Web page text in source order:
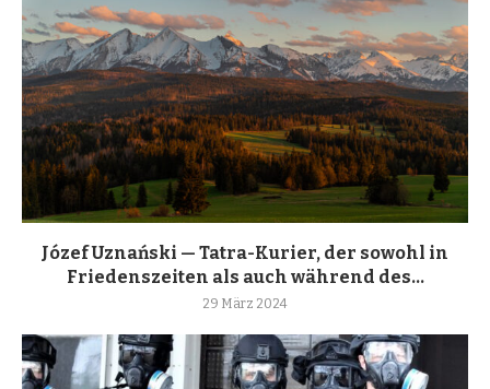
Józef Uznański — Tatra-Kurier, der sowohl in
Friedenszeiten als auch während des...
29 März 2024